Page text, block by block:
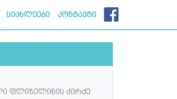
სიახლეები კონტაქტი
ფლიზელინის ძირძე